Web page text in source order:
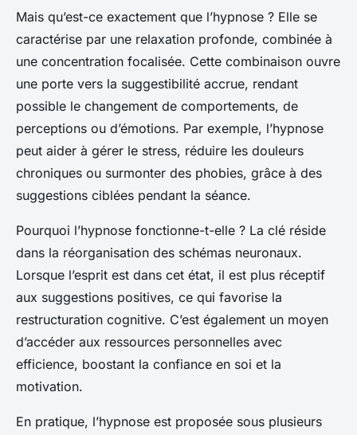
Mais qu’est-ce exactement que l’hypnose ? Elle se
caractérise par une relaxation profonde, combinée à
une concentration focalisée. Cette combinaison ouvre
une porte vers la suggestibilité accrue, rendant
possible le changement de comportements, de
perceptions ou d’émotions. Par exemple, l’hypnose
peut aider à gérer le stress, réduire les douleurs
chroniques ou surmonter des phobies, grâce à des
suggestions ciblées pendant la séance.
Pourquoi l’hypnose fonctionne-t-elle ? La clé réside
dans la réorganisation des schémas neuronaux.
Lorsque l’esprit est dans cet état, il est plus réceptif
aux suggestions positives, ce qui favorise la
restructuration cognitive. C’est également un moyen
d’accéder aux ressources personnelles avec
efficience, boostant la confiance en soi et la
motivation.
En pratique, l’hypnose est proposée sous plusieurs